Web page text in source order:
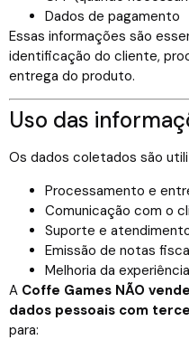
Dados de pagamento
Essas informações são
identificação do cliente,
entrega do produto.
Uso das
Os dados coletados são
Processamento e
Comunicação com o
Suporte e
Emissão de notas
Melhoria da
A Coffe Games NÃO
dados pessoais com
para: